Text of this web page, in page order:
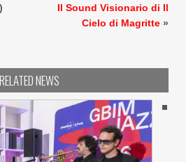
Il Sound Visionario di Il
Cielo di Magritte »
RELATED NEWS